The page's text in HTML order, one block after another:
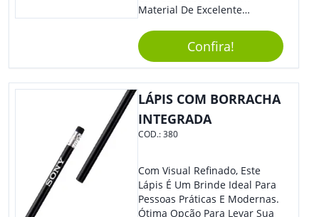
Material De Excelente
Tradicional, Sem Dúvidas É O
Brinde Certo Para Todos Os
Públicos. Personalize-O Com
Sua Marca. Seus Clientes E
Colaboradores Com Certeza
Confira!
LÁPIS COM BORRACHA
INTEGRADA
COD.:380
Com Visual Refinado, Este
Lápis É Um Brinde Ideal Para
Pessoas Práticas E Modernas.
Ótima Opção Para Levar Sua